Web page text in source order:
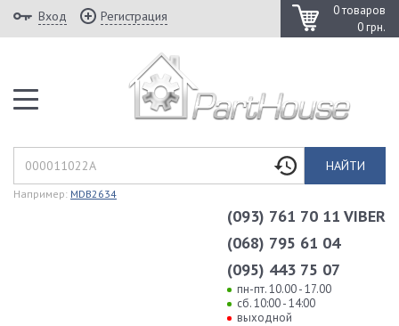
0 товаров
0 грн.
Вход Регистрация
НАЙТИ
Например: MDB2634
(093) 761 70 11 VIBER
(068) 795 61 04
(095) 443 75 07
пн-пт. 10.00 - 17.00
сб. 10:00 - 14:00
выходной